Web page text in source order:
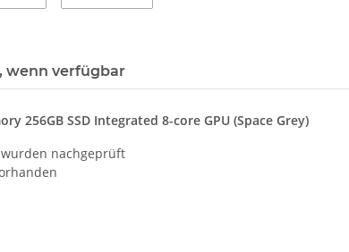
wenn verfügbar
256GB SSD Integrated 8-core GPU (Space Grey)
nachgeprüft